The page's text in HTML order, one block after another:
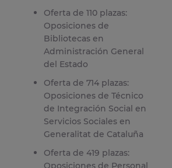
Oferta de 110 plazas:
Oposiciones de
Bibliotecas en
Administración General
del Estado
Oferta de 714 plazas:
Oposiciones de Técnico
de Integración Social en
Servicios Sociales en
Generalitat de Cataluña
Oferta de 419 plazas:
Oposiciones de Personal